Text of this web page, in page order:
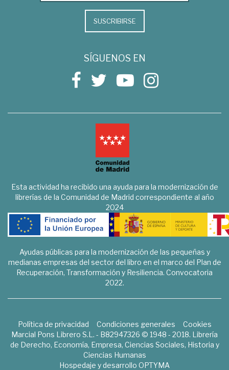
SUSCRIBIRSE
SÍGUENOS EN
Esta actividad ha recibido una ayuda para la modernización de
librerías de la Comunidad de Madrid correspondiente al año
2024
Ayudas públicas para la modernización de las pequeñas y
medianas empresas del sector del libro en el marco del Plan de
Recuperación, Transformación y Resiliencia. Convocatoria
2022.
Política de privacidad Condiciones generales
Cookies
Marcial Pons Librero S.L. - B82947326 © 1948 - 2018. Librería
de Derecho, Economía, Empresa, Ciencias Sociales, Historia y
Ciencias Humanas
Hospedaje y desarrollo OPTYMA